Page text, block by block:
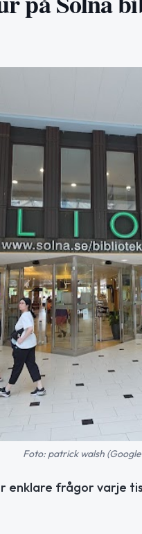
Foto: patrick walsh
enklare frågor varje